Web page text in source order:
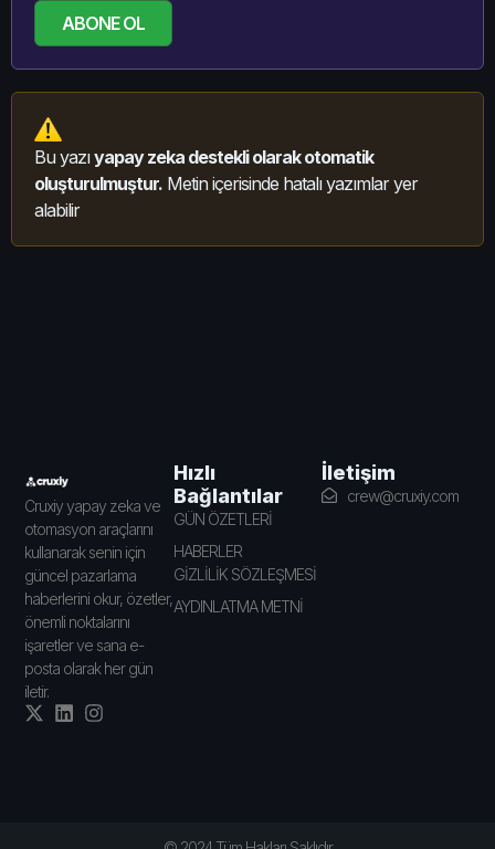
ABONE OL
Bu yazıyapay zeka destekli olarak otomatik
oluşturulmuştur. Metin içerisinde hatalı yazımlar yer
alabilir
Cruxiy yapay zeka ve
otomasyon araçlarını
kullanarak senin için
güncel pazarlama
haberlerini okur, özetler,
önemli noktalarını
işaretler ve sana e-
posta olarak her gün
iletir.
Hızlı
Bağlantılar
GÜN ÖZETLERİ
HABERLER
GİZLİLİK SÖZLEŞMESİ
AYDINLATMA METNİ
İletişim
crew@cruxiy.com